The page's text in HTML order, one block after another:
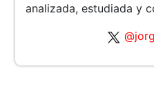
analizada, estudiada y